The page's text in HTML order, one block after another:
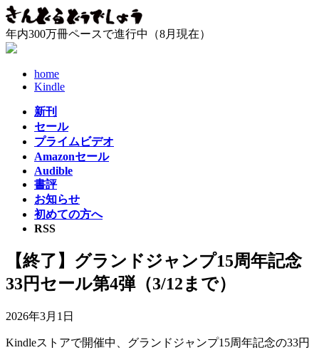
コ
ン
テ
ン
ナ
ビ
ゲ
ー
年内300万冊ペースで進行中（8月現在）
home
Kindle
新刊
セール
プライムビデオ
Amazonセール
Audible
書評
お知らせ
初めての方へ
RSS
【終了】グランドジャンプ15周年記念
33円セール第4弾（3/12まで）
2026年3月1日
Kindleストアで開催中、グランドジャンプ15周年記念の33円